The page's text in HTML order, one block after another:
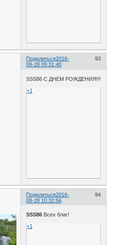
Поделиться 93
2016-
08-28 09:31:40
SSS86 С ДНЕМ РОЖДЕНИЯ!!!
+1
Поделиться 94
2016-
08-28 10:32:56
SSS86 Всех благ!
+1